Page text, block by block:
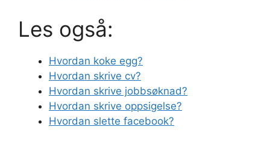
Les også:
Hvordan koke egg?
Hvordan skrive cv?
Hvordan skrive jobbsøknad?
Hvordan skrive oppsigelse?
Hvordan slette facebook?